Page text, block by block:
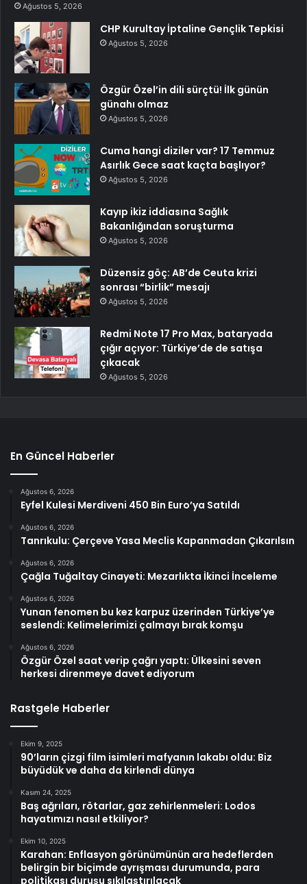
Ağustos 5, 2026
CHP Kurultay İptaline Gençlik Tepkisi
Ağustos 5, 2026
Özgür Özel’in dili sürçtü! İlk günün
günahı olmaz
Ağustos 5, 2026
Cuma hangi diziler var? 17 Temmuz
Asırlık Gece saat kaçta başlıyor?
Ağustos 5, 2026
Kayıp ikiz iddiasına Sağlık
Bakanlığından soruşturma
Ağustos 5, 2026
Düzensiz göç: AB’de Ceuta krizi
sonrası “birlik” mesajı
Ağustos 5, 2026
Redmi Note 17 Pro Max, bataryada
çığır açıyor: Türkiye’de de satışa
çıkacak
Ağustos 5, 2026
En Güncel Haberler
Ağustos 6, 2026
Eyfel Kulesi Merdiveni 450 Bin Euro’ya Satıldı
Ağustos 6, 2026
Tanrıkulu: Çerçeve Yasa Meclis Kapanmadan Çıkarılsın
Ağustos 6, 2026
Çağla Tuğaltay Cinayeti: Mezarlıkta İkinci İnceleme
Ağustos 6, 2026
Yunan fenomen bu kez karpuz üzerinden Türkiye’ye
seslendi: Kelimelerimizi çalmayı bırak komşu
Ağustos 6, 2026
Özgür Özel saat verip çağrı yaptı: Ülkesini seven
herkesi direnmeye davet ediyorum
Rastgele Haberler
Ekim 9, 2025
90’ların çizgi film isimleri mafyanın lakabı oldu: Biz
büyüdük ve daha da kirlendi dünya
Kasım 24, 2025
Baş ağrıları, rötarlar, gaz zehirlenmeleri: Lodos
hayatımızı nasıl etkiliyor?
Ekim 10, 2025
Karahan: Enflasyon görünümünün ara hedeflerden
belirgin bir biçimde ayrışması durumunda, para
politikası duruşu sıkılaştırılacak